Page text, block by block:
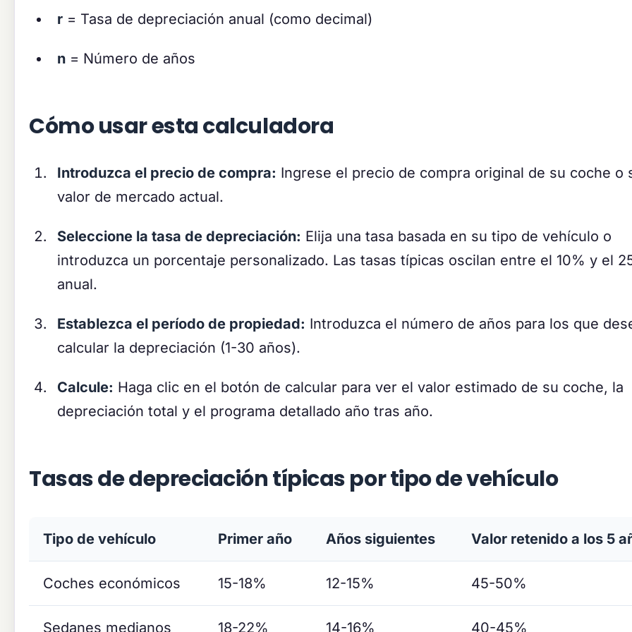
r = Tasa de depreciación anual (como decimal)
n = Número de años
Cómo usar esta calculadora
Introduzca el precio de compra: Ingrese el precio de compra original de su coche o
valor de mercado actual.
Seleccione la tasa de depreciación: Elija una tasa basada en su tipo de vehículo o
introduzca un porcentaje personalizado. Las tasas típicas oscilan entre el 10% y el
anual.
Establezca el período de propiedad: Introduzca el número de años para los que
calcular la depreciación (1-30 años).
Calcule: Haga clic en el botón de calcular para ver el valor estimado de su coche, la
depreciación total y el programa detallado año tras año.
Tasas de depreciación típicas por tipo de vehículo
Tipo de vehículo Primer año Años siguientes Valor retenido a los 5
Coches económicos 15-18% 12-15% 45-50%
Sedanes medianos 18-22% 14-16% 40-45%